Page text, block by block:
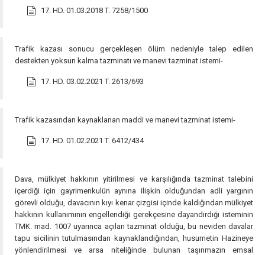
17. HD. 01.03.2018 T. 7258/1500
Trafik kazası sonucu gerçekleşen ölüm nedeniyle talep edilen
destekten yoksun kalma tazminatı ve manevi tazminat istemi-
17. HD. 03.02.2021 T. 2613/693
Trafik kazasından kaynaklanan maddi ve manevi tazminat istemi-
17. HD. 01.02.2021 T. 6412/434
Dava, mülkiyet hakkının yitirilmesi ve karşılığında tazminat talebini
içerdiği için gayrimenkulün aynına ilişkin olduğundan adli yargının
görevli olduğu, davacının kıyı kenar çizgisi içinde kaldığından mülkiyet
hakkının kullanımının engellendiği gerekçesine dayandırdığı isteminin
TMK. mad. 1007 uyarınca açılan tazminat olduğu, bu neviden davalar
tapu sicilinin tutulmasından kaynaklandığından, husumetin Hazineye
yönlendirilmesi ve arsa niteliğinde bulunan taşınmazın emsal